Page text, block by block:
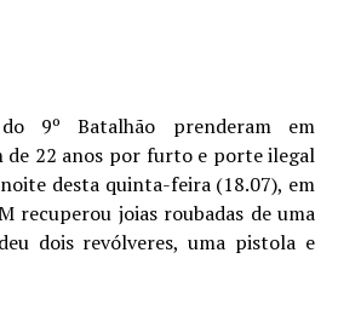
9º Batalhão prenderam em
de 22 anos por furto e porte ilegal
desta quinta-feira (18.07), em
recuperou joias roubadas de uma
dois revólveres, uma pistola e